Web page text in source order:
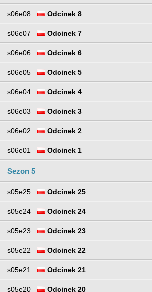
s06e08 Odcinek 8
s06e07 Odcinek 7
s06e06 Odcinek 6
s06e05 Odcinek 5
s06e04 Odcinek 4
s06e03 Odcinek 3
s06e02 Odcinek 2
s06e01 Odcinek 1
Sezon 5
s05e25 Odcinek 25
s05e24 Odcinek 24
s05e23 Odcinek 23
s05e22 Odcinek 22
s05e21 Odcinek 21
s05e20 Odcinek 20